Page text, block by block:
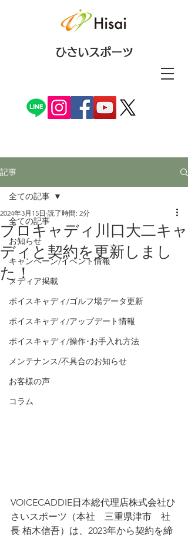
ひさいスポーツ
記事
全ての記事
お知らせ
キャンペーン/イベント情報
メディア掲載
ボイスキャディ/ゴルフ場データ更新
ボイスキャディ/アップデート情報
ボイスキャディ/操作･お手入れ方法
メンテナンス/不具合のお知らせ
お客様の声
コラム
全ての記事
プロキャディ川口大二キャ
ディと契約を更新しまし
た！
2024年3月15日 読了時間: 2分
VOICECADDIE日本総代理店株式会社ひ
さいスポーツ（本社　三重県津市　社
長 栢木信吾）は、2023年から契約を締